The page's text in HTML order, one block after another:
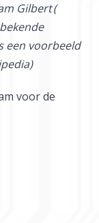
Gilbert (
een voorbeeld
voor de